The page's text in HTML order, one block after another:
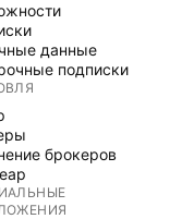
данные
подписки
брокеров